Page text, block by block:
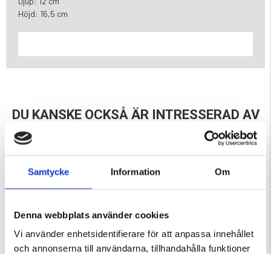
Samtycke Information Om
Denna webbplats använder cookies
Vi använder enhetsidentifierare för att anpassa innehållet
och annonserna till användarna, tillhandahålla funktioner
Höjd: 16,5 cm
DU KANSKE OCKSÅ ÄR INTRESSERAD AV